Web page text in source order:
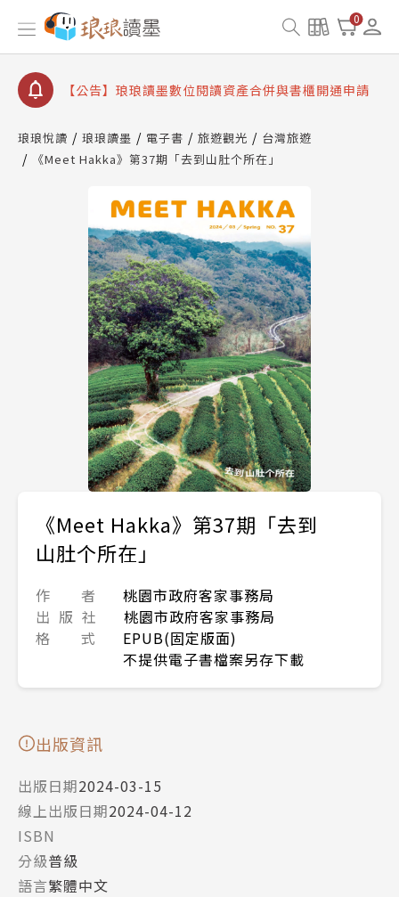
0
【公告】琅琅書店服務升級重要說明及資產合併結果
查詢
【公告】琅琅讀墨數位閱讀資產合併與書櫃開通申請
【公告】琅琅讀墨書櫃開通常見問題
請圖文教學
【公告】琅琅書店服務升級重要說明及資產合併結果
查詢
【公告】琅琅讀墨數位閱讀資產合併與書櫃開通申請
琅琅悅讀 琅琅讀墨 電子書 旅遊觀光
台灣旅遊
《Meet Hakka》第37期「去到山肚个所在」
《Meet Hakka》第37期「去到
山肚个所在」
作 者
桃園市政府客家事務局
出 版 社
桃園市政府客家事務局
格 式
EPUB(固定版面)
不提供電子書檔案另存下載
出版資訊
出版日期2024-03-15
線上出版日期2024-04-12
ISBN
分級普級
語言繁體中文